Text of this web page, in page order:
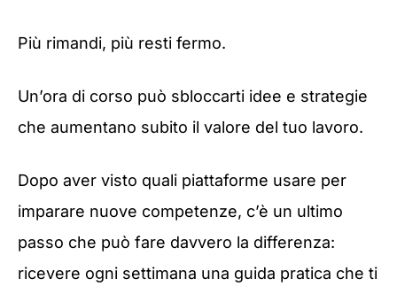
Più rimandi, più resti fermo.
Un’ora di corso può sbloccarti idee e strategie
che aumentano subito il valore del tuo lavoro.
Dopo aver visto quali piattaforme usare per
imparare nuove competenze, c’è un ultimo
passo che può fare davvero la differenza:
ricevere ogni settimana una guida pratica che ti